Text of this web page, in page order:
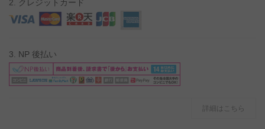
2. クレジットカード
3. NP 後払い
詳細はこちら